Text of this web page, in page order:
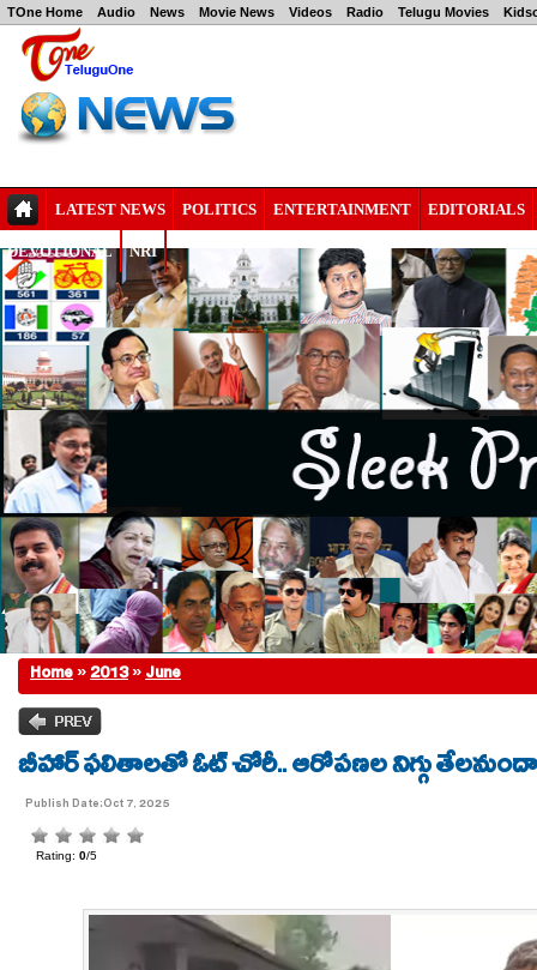
TOne Home Audio News Movie News Videos Radio Telugu Movies
LATEST NEWS POLITICS ENTERTAINMENT EDITORIALS
DEVOTIONAL NRI
Home»2013»June
బీహార్ ఫ‌లితాల‌తో ఓట్ చోరీ.. ఆరోపణల నిగ్గు
Publish Date:Oct 7, 2025